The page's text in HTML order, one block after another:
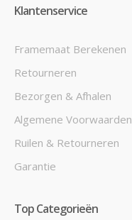
Klantenservice
Framemaat Berekenen
Retourneren
Bezorgen & Afhalen
Algemene Voorwaarden
Ruilen & Retourneren
Garantie
Top Categorieën